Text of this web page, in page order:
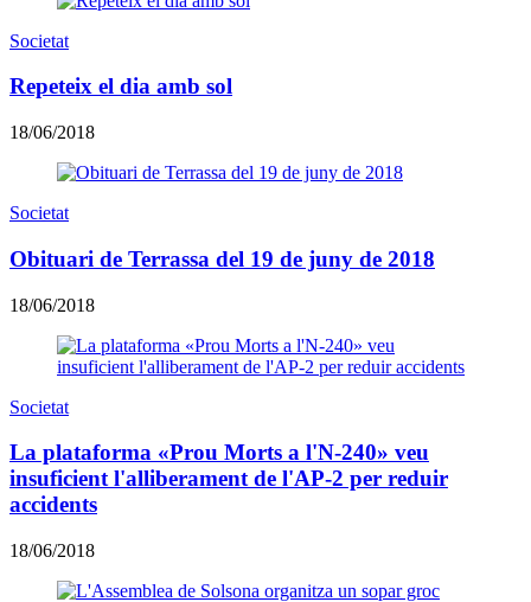
Societat
Repeteix el dia amb sol
18/06/2018
Societat
Obituari de Terrassa del 19 de juny de 2018
18/06/2018
Societat
La plataforma «Prou Morts a l'N-240» veu
insuficient l'alliberament de l'AP-2 per reduir
accidents
18/06/2018